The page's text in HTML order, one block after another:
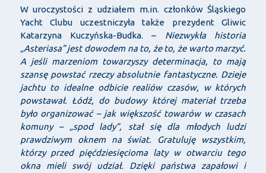
W uroczystości z udziałem m.in. członków Śląskiego
Yacht Clubu uczestniczyła także prezydent Gliwic
Katarzyna Kuczyńska-Budka. – Niezwykła historia
„Asteriasa” jest dowodem na to, że to, że warto marzyć.
A jeśli marzeniom towarzyszy determinacja, to mają
szansę powstać rzeczy absolutnie fantastyczne. Dzieje
jachtu to idealne odbicie realiów czasów, w których
powstawał. Łódź, do budowy której materiał trzeba
było organizować – jak większość towarów w czasach
komuny – „spod lady”, stał się dla młodych ludzi
prawdziwym oknem na świat. Gratuluję wszystkim,
którzy przed pięćdziesięcioma laty w otwarciu tego
okna mieli swój udział. Dzięki państwa zapałowi i